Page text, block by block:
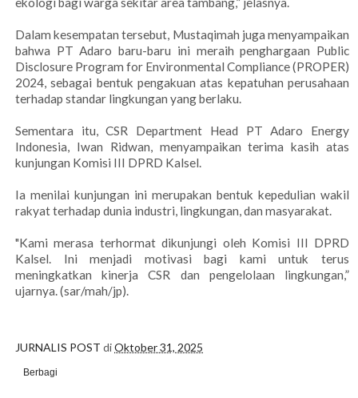
Dalam kesempatan tersebut, Mustaqimah juga menyampaikan
bahwa PT Adaro baru-baru ini meraih penghargaan Public
Disclosure Program for Environmental Compliance (PROPER)
2024, sebagai bentuk pengakuan atas kepatuhan perusahaan
terhadap standar lingkungan yang berlaku.
Sementara itu, CSR Department Head PT Adaro Energy
Indonesia, Iwan Ridwan, menyampaikan terima kasih atas
kunjungan Komisi III DPRD Kalsel.
Ia menilai kunjungan ini merupakan bentuk kepedulian wakil
rakyat terhadap dunia industri, lingkungan, dan masyarakat.
"Kami merasa terhormat dikunjungi oleh Komisi III DPRD
Kalsel. Ini menjadi motivasi bagi kami untuk terus
meningkatkan kinerja CSR dan pengelolaan lingkungan,”
ujarnya. (sar/mah/jp).
JURNALIS POST diOktober 31, 2025
Berbagi